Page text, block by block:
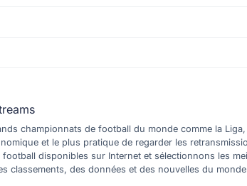
championnats de football du monde comme la
et le plus pratique de regarder les
football disponibles sur Internet et sélectionnons les
classements, des données et des nouvelles du